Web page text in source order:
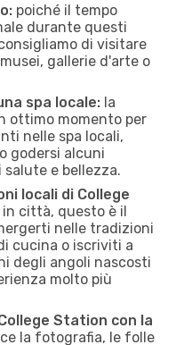
poiché il tempo
durante questi
di visitare
gallerie d'arte o
spa locale: la
ottimo momento per
nelle spa locali,
godersi alcuni
e bellezza.
locali di College
città, questo è il
nelle tradizioni
cucina o iscriviti a
degli angoli nascosti
molto più
Station con la
la fotografia, le folle